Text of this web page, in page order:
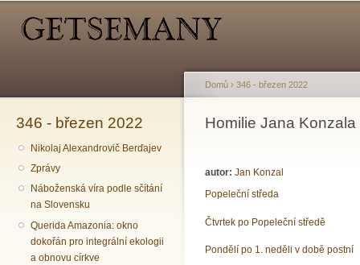
346 - březen 2022
Nikolaj Alexandrovič Berďajev
Zprávy
Náboženská víra podle sčítání
na Slovensku
Querida Amazonia: okno
dokořán pro integrální ekologii
a obnovu církve
Jste zde
Domů › 346 - březen 2022
Homilie Jana
autor: Jan Konzal
Popeleční středa
Čtvrtek po Popeleční středě
Pondělí po 1. neděli v době postní